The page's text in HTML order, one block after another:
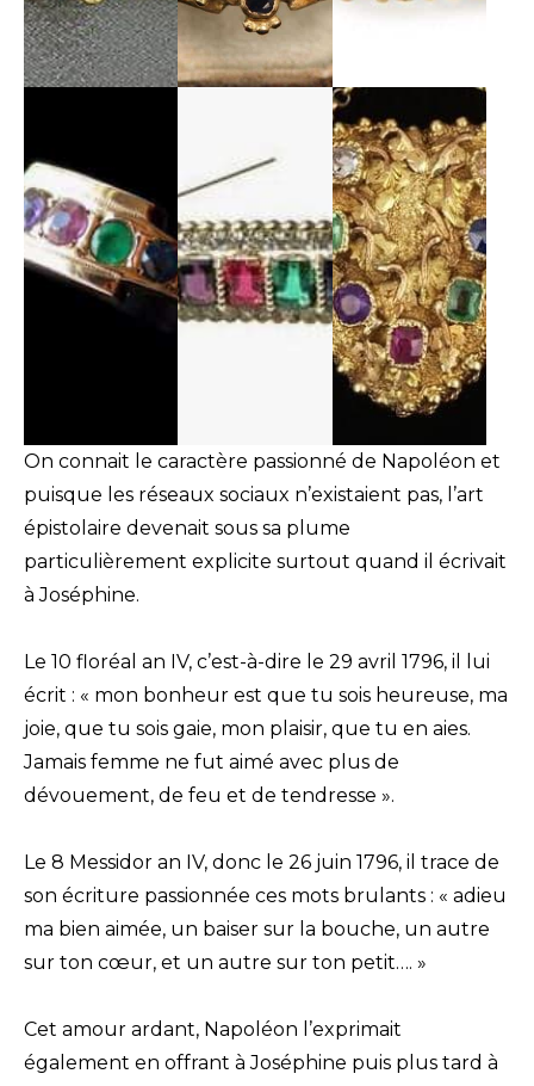
On connait le caractère passionné de Napoléon et
puisque les réseaux sociaux n’existaient pas, l’art
épistolaire devenait sous sa plume
particulièrement explicite surtout quand il écrivait
à Joséphine.
Le 10 floréal an IV, c’est-à-dire le 29 avril 1796, il lui
écrit : « mon bonheur est que tu sois heureuse, ma
joie, que tu sois gaie, mon plaisir, que tu en aies.
Jamais femme ne fut aimé avec plus de
dévouement, de feu et de tendresse ».
Le 8 Messidor an IV, donc le 26 juin 1796, il trace de
son écriture passionnée ces mots brulants : « adieu
ma bien aimée, un baiser sur la bouche, un autre
sur ton cœur, et un autre sur ton petit…. »
Cet amour ardant, Napoléon l’exprimait
également en offrant à Joséphine puis plus tard à